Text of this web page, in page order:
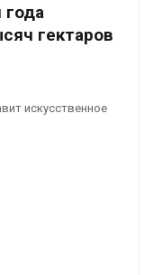
года
гектаров
искусственное